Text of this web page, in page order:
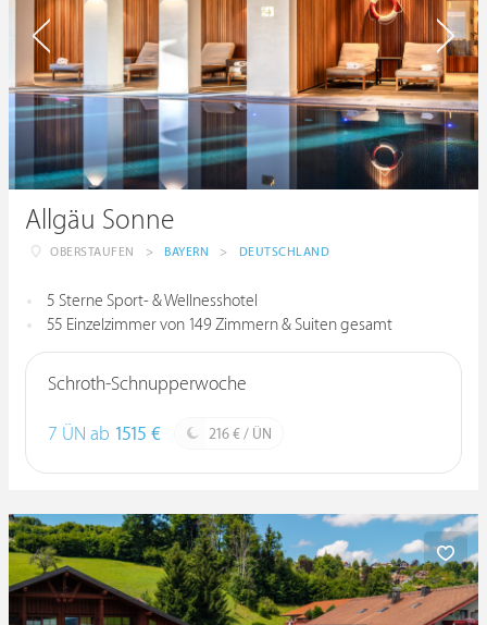
Allgäu Sonne
OBERSTAUFEN > BAYERN > DEUTSCHLAND
5 Sterne Sport- & Wellnesshotel
55 Einzelzimmer von 149 Zimmern & Suiten gesamt
Schroth-Schnupperwoche
7 ÜN ab 1515 € 216 € / ÜN